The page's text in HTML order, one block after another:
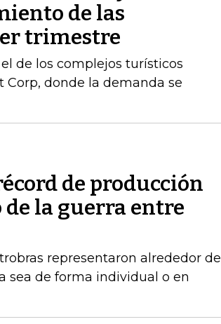
de las
trimestre
de los complejos turísticos
Corp, donde la demanda se
de producción
la guerra entre
representaron alrededor de
sea de forma individual o en